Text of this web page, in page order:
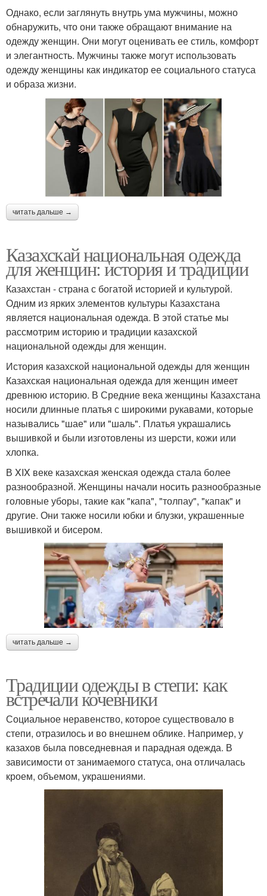
Однако, если заглянуть внутрь ума мужчины, можно
обнаружить, что они также обращают внимание на
одежду женщин. Они могут оценивать ее стиль, комфорт
и элегантность. Мужчины также могут использовать
одежду женщины как индикатор ее социального статуса
и образа жизни.
читать дальше →
Казахскай национальная одежда
для женщин: история и традиции
Казахстан - страна с богатой историей и культурой.
Одним из ярких элементов культуры Казахстана
является национальная одежда. В этой статье мы
рассмотрим историю и традиции казахской
национальной одежды для женщин.
История казахской национальной одежды для женщин
Казахская национальная одежда для женщин имеет
древнюю историю. В Средние века женщины Казахстана
носили длинные платья с широкими рукавами, которые
назывались "шае" или "шаль". Платья украшались
вышивкой и были изготовлены из шерсти, кожи или
хлопка.
В XIX веке казахская женская одежда стала более
разнообразной. Женщины начали носить разнообразные
головные уборы, такие как "капа", "толпау", "капак" и
другие. Они также носили юбки и блузки, украшенные
вышивкой и бисером.
читать дальше →
Традиции одежды в степи: как
встречали кочевники
Социальное неравенство, которое существовало в
степи, отразилось и во внешнем облике. Например, у
казахов была повседневная и парадная одежда. В
зависимости от занимаемого статуса, она отличалась
кроем, объемом, украшениями.